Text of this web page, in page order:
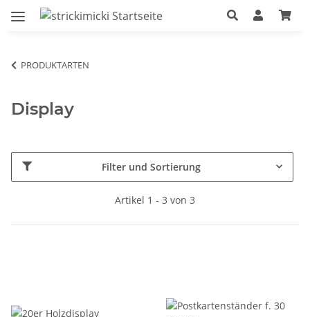
PRODUKTARTEN
Display
Filter und Sortierung
Artikel 1 - 3 von 3